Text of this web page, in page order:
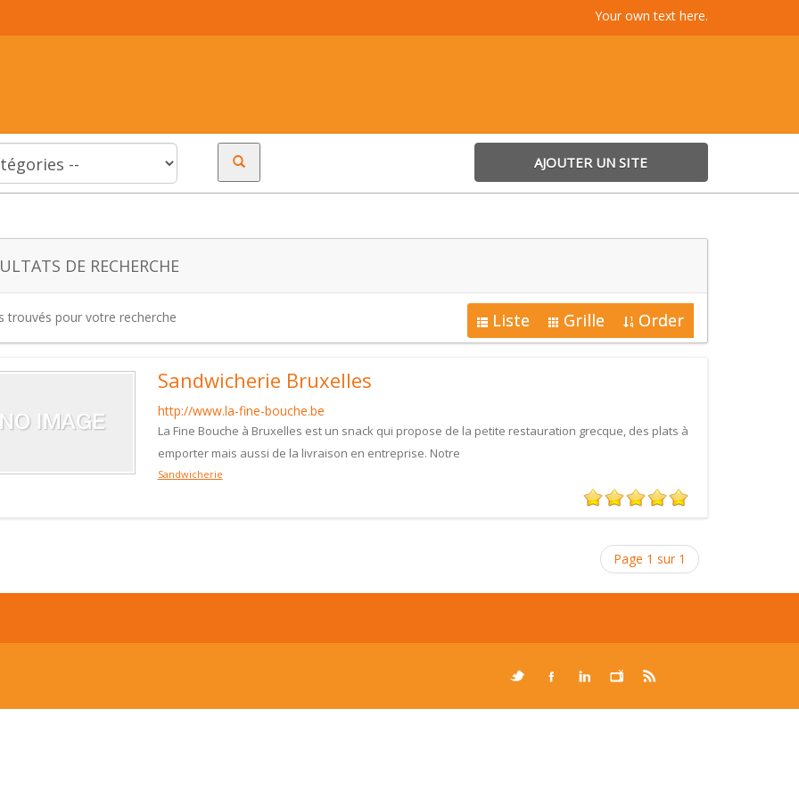
Your own text here.
AJOUTER UN SITE
DE RECHERCHE
trouvés pour votre recherche Liste Grille Order
Sandwicherie Bruxelles
http://www.la-fine-bouche.be
La Fine Bouche à Bruxelles est un snack qui propose de la petite restauration grecque, des plats à
emporter mais aussi de la livraison en entreprise. Notre
Sandwicherie
Page 1 sur 1